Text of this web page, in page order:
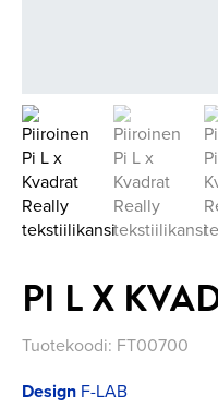
PI L X
Tuotekoodi: FT00700
Design F-LAB